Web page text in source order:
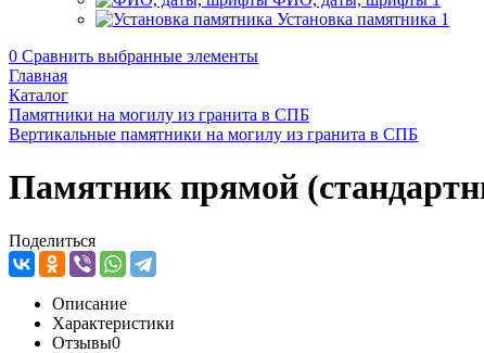
Установка памятника 1
0 Сравнить выбранные элементы
Главная
Каталог
Памятники на могилу из гранита в СПБ
Вертикальные памятники на могилу из гранита в СПБ
Памятник прямой
Поделиться
Описание
Характеристики
Отзывы0